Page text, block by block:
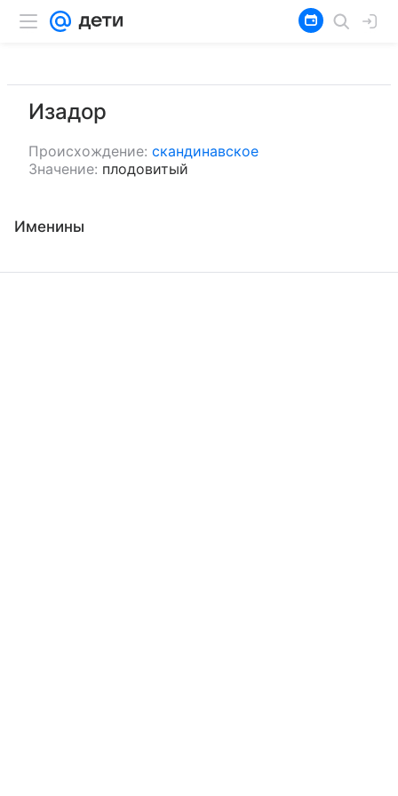
Изадор
Происхождение: скандинавское
Значение: плодовитый
Именины